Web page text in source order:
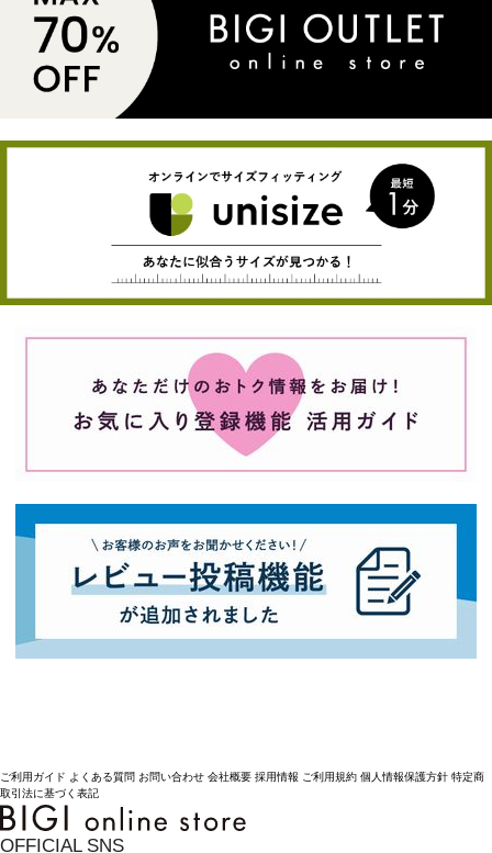
ご利用ガイド よくある質問 お問い合わせ 会社概要 採用情報 ご利用規約 個人情報保護方針 特定商
取引法に基づく表記
OFFICIAL SNS